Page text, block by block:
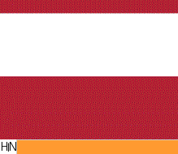
HIN